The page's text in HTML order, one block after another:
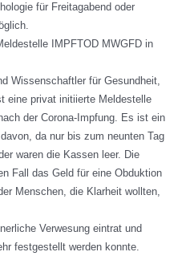
für Freitagabend oder
IMPFTOD MWGFD in
Wissenschaftler für Gesundheit,
eine privat initiierte Meldestelle
der Corona-Impfung. Es ist ein
da nur bis zum neunten Tag
waren die Kassen leer. Die
Fall das Geld für eine Obduktion
Menschen, die Klarheit wollten,
Verwesung eintrat und
festgestellt werden konnte.